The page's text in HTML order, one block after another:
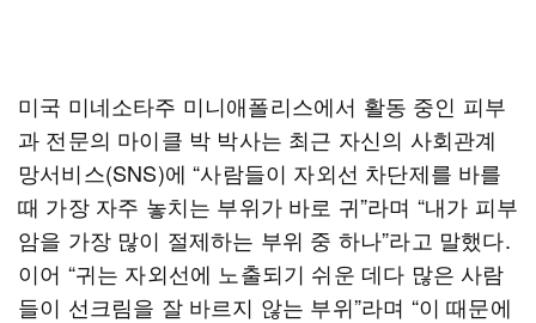
미국 미네소타주 미니애폴리스에서 활동 중인 피부
과 전문의 마이클 박 박사는 최근 자신의 사회관계
망서비스(SNS)에 “사람들이 자외선 차단제를 바를
때 가장 자주 놓치는 부위가 바로 귀”라며 “내가 피부
암을 가장 많이 절제하는 부위 중 하나”라고 말했다.
이어 “귀는 자외선에 노출되기 쉬운 데다 많은 사람
들이 선크림을 잘 바르지 않는 부위”라며 “이 때문에